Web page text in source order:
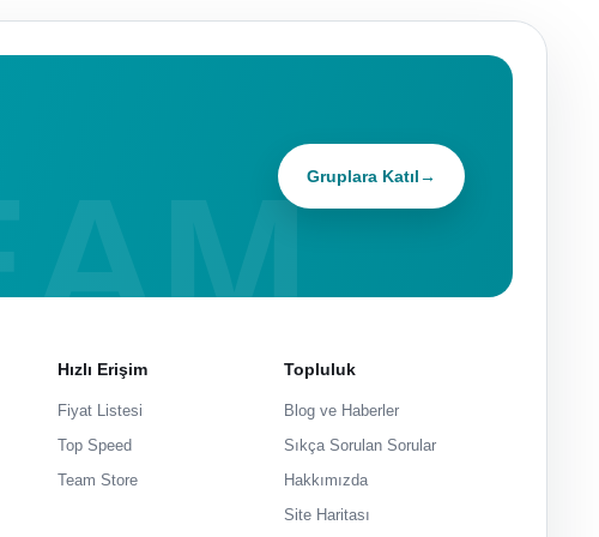
Gruplara Katıl→
Hızlı Erişim
Fiyat Listesi
Top Speed
Team Store
Topluluk
Blog ve Haberler
Sıkça Sorulan Sorular
Hakkımızda
Site Haritası